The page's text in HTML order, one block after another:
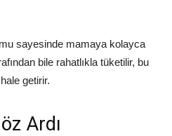
sayesinde mamaya kolayca
bile rahatlıkla tüketilir, bu
getirir.
Ardı